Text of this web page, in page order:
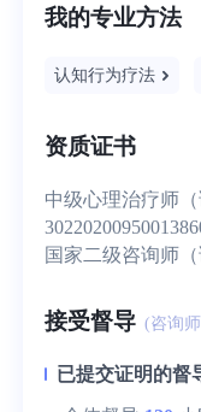
我的专业方法
认知行为疗法
资质证书
中级心理治疗师（
国家二级咨询师（
接受督导 (咨询
已提交证明的督